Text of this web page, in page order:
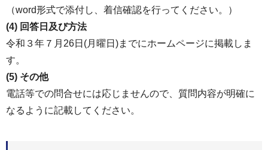
（word形式で添付し、着信確認を行ってください。）
(4) 回答日及び方法
令和３年７月26日(月曜日)までにホームページに掲載しま
す。
(5) その他
電話等での問合せには応じませんので、質問内容が明確に
なるように記載してください。